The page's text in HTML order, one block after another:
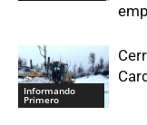
Informando
Primero